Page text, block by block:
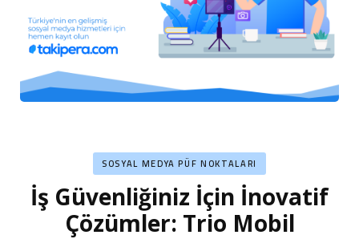
SOSYAL MEDYA PÜF NOKTALARI
İş Güvenliğiniz İçin İnovatif
Çözümler: Trio Mobil